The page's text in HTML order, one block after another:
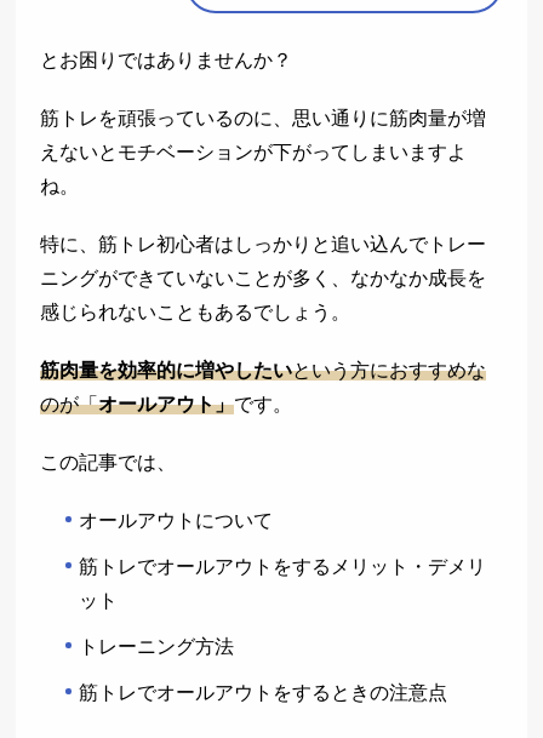
とお困りではありませんか？
筋トレを頑張っているのに、思い通りに筋肉量が増
えないとモチベーションが下がってしまいますよ
ね。
特に、筋トレ初心者はしっかりと追い込んでトレー
ニングができていないことが多く、なかなか成長を
感じられないこともあるでしょう。
筋肉量を効率的に増やしたいという方におすすめな
のが「オールアウト」です。
この記事では、
オールアウトについて
筋トレでオールアウトをするメリット・デメリ
ット
トレーニング方法
筋トレでオールアウトをするときの注意点